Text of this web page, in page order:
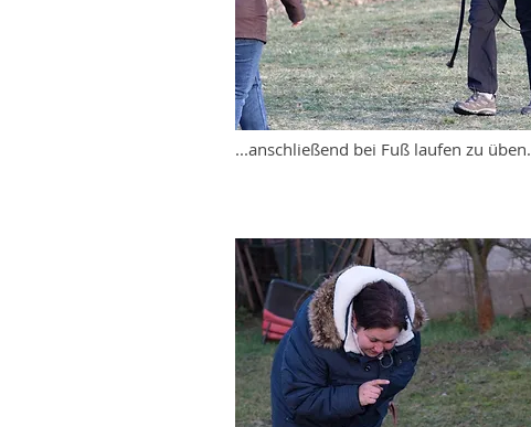
...anschließend bei Fuß laufen zu üben.